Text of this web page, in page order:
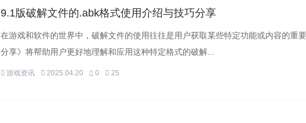
9.1版破解文件的.abk格式使用介绍与技巧分享
在游戏和软件的世界中，破解文件的使用往往是用户获取某些特定功能或内容的重
分享》将帮助用户更好地理解和应用这种特定格式的破解...
游戏资讯 2025.04.20 0 25